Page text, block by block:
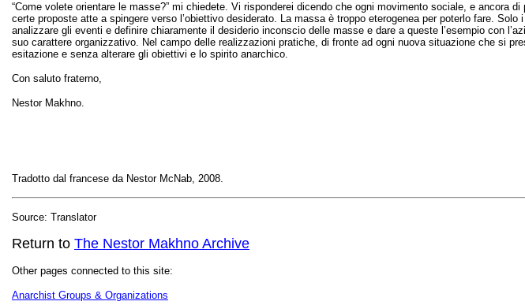
“Come volete orientare le masse?” mi chiedete. Vi risponderei dicendo che ogni movimento sociale, e ancora
certe proposte atte a spingere verso l’obiettivo desiderato. La massa è troppo eterogenea per poterlo fare.
analizzare gli eventi e definire chiaramente il desiderio inconscio delle masse e dare a queste l’esempio con
suo carattere organizzativo. Nel campo delle realizzazioni pratiche, di fronte ad ogni nuova situazione che si
esitazione e senza alterare gli obiettivi e lo spirito anarchico.
Con saluto fraterno,
Nestor Makhno.
Tradotto dal francese da Nestor McNab, 2008.
Source: Translator
Return to The Nestor Makhno Archive
Other pages connected to this site:
Anarchist Groups & Organizations